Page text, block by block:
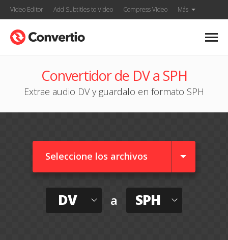
Video Editor Add Subtitles to Video Compress Video Más
Convertidor de DV a SPH
Extrae audio DV y guardalo en formato SPH
Seleccione los archivos
DV a SPH